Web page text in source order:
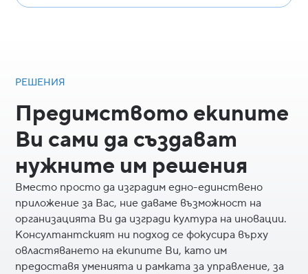
РЕШЕНИЯ
Предимството екипите
Ви сами да създават
нужните им решения
Вместо просто да изградим едно-единствено
приложение за Вас, ние даваме възможност на
организацията Ви да изгради култура на иновации.
Консултантският ни подход се фокусира върху
овластяването на екипите Ви, като им
предоставя уменията и рамката за управление, за